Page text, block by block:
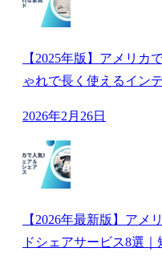
【2025年版】アメリカ
ゃれで長く使えるイン
2026年2月26日
【2026年最新版】アメ
ドシェアサービス8選